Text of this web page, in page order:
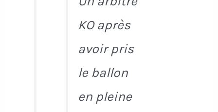
KO après
avoir pris
le ballon
en pleine